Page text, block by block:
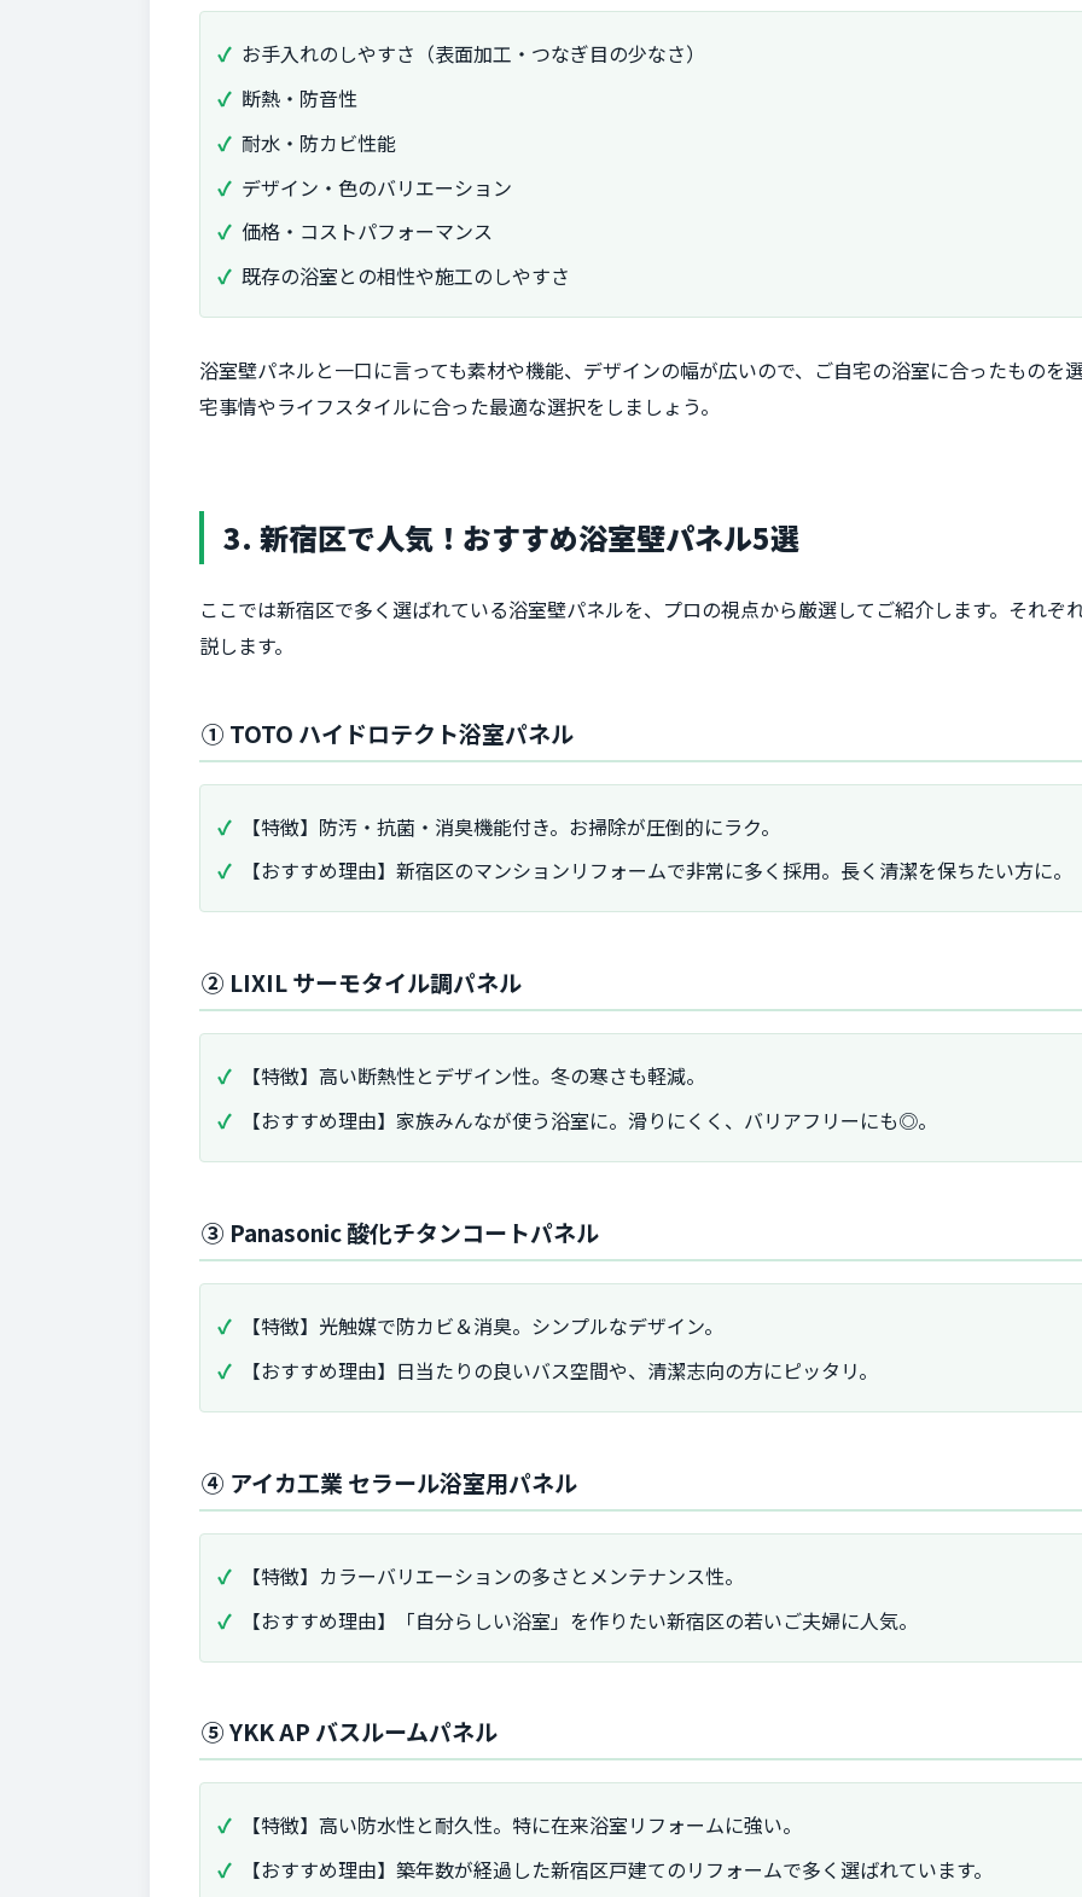
お手入れのしやすさ（表面加工・つなぎ目の少なさ）
断熱・防音性
耐水・防カビ性能
デザイン・色のバリエーション
価格・コストパフォーマンス
既存の浴室との相性や施工のしやすさ
浴室壁パネルと一口に言っても素材や機能、デザインの幅が広いので、ご自宅の浴室に合ったものを
宅事情やライフスタイルに合った最適な選択をしましょう。
3. 新宿区で人気！おすすめ浴室壁パネル5選
ここでは新宿区で多く選ばれている浴室壁パネルを、プロの視点から厳選してご紹介します。それぞ
説します。
① TOTO ハイドロテクト浴室パネル
【特徴】防汚・抗菌・消臭機能付き。お掃除が圧倒的にラク。
【おすすめ理由】新宿区のマンションリフォームで非常に多く採用。長く清潔を保ちたい方に。
② LIXIL サーモタイル調パネル
【特徴】高い断熱性とデザイン性。冬の寒さも軽減。
【おすすめ理由】家族みんなが使う浴室に。滑りにくく、バリアフリーにも◎。
③ Panasonic 酸化チタンコートパネル
【特徴】光触媒で防カビ＆消臭。シンプルなデザイン。
【おすすめ理由】日当たりの良いバス空間や、清潔志向の方にピッタリ。
④ アイカ工業 セラール浴室用パネル
【特徴】カラーバリエーションの多さとメンテナンス性。
【おすすめ理由】「自分らしい浴室」を作りたい新宿区の若いご夫婦に人気。
⑤ YKK AP バスルームパネル
【特徴】高い防水性と耐久性。特に在来浴室リフォームに強い。
【おすすめ理由】築年数が経過した新宿区戸建てのリフォームで多く選ばれています。